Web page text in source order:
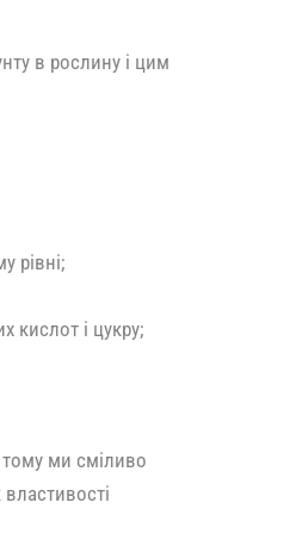
в рослину і цим
рівні;
кислот і цукру;
ми сміливо